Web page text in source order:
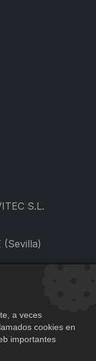
S.L.
(Sevilla)
a veces
cookies en
importantes